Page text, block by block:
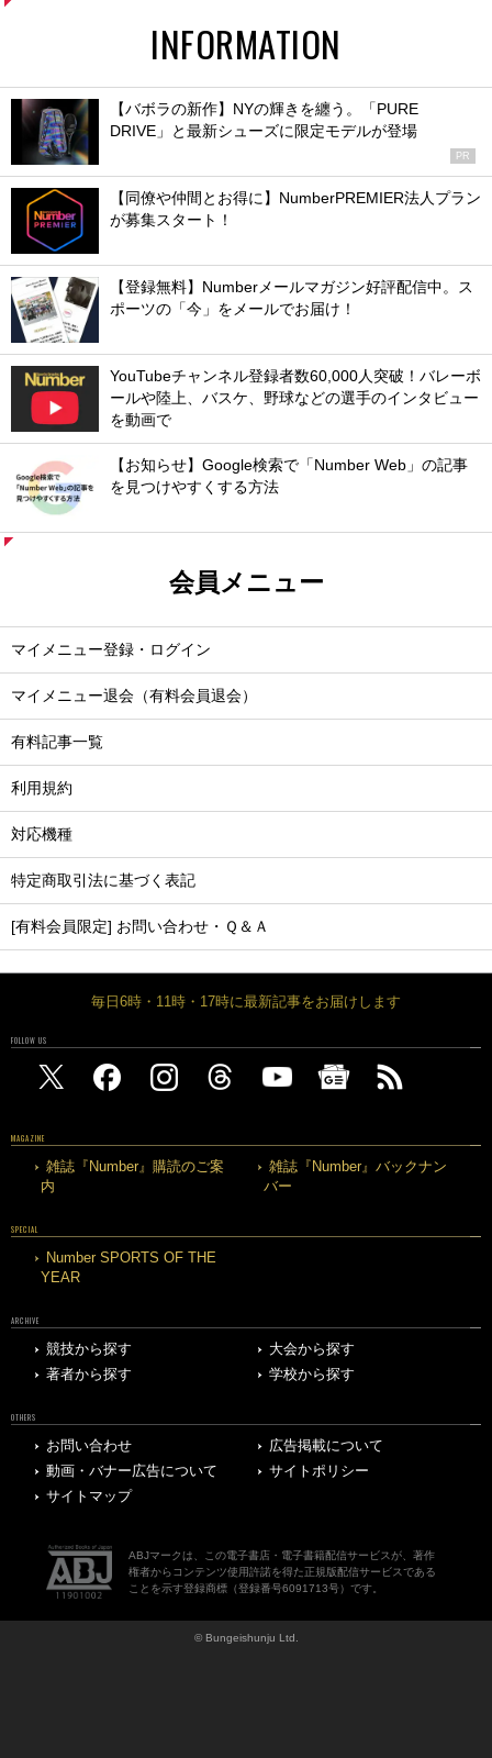
INFORMATION
【バボラの新作】NYの輝きを纏う。「PURE
DRIVE」と最新シューズに限定モデルが登場
PR
【同僚や仲間とお得に】NumberPREMIER法人プラン
が募集スタート！
【登録無料】Numberメールマガジン好評配信中。ス
ポーツの「今」をメールでお届け！
YouTubeチャンネル登録者数60,000人突破！バレーボ
ールや陸上、バスケ、野球などの選手のインタビュー
を動画で
【お知らせ】Google検索で「Number Web」の記事
を見つけやすくする方法
会員メニュー
マイメニュー登録・ログイン
マイメニュー退会（有料会員退会）
有料記事一覧
利用規約
対応機種
特定商取引法に基づく表記
[有料会員限定] お問い合わせ・Ｑ＆Ａ
毎日6時・11時・17時に最新記事をお届けします
FOLLOW US
MAGAZINE
雑誌『Number』購読のご案
内
雑誌『Number』バックナン
バー
SPECIAL
Number SPORTS OF THE
YEAR
ARCHIVE
競技から探す
大会から探す
著者から探す
学校から探す
OTHERS
お問い合わせ
広告掲載について
動画・バナー広告について
サイトポリシー
サイトマップ
ABJマークは、この電子書店・電子書籍配信サービスが、著作
権者からコンテンツ使用許諾を得た正規版配信サービスである
ことを示す登録商標（登録番号6091713号）です。
© Bungeishunju Ltd.